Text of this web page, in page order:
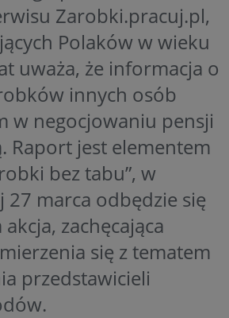
Zarobki.pracuj.pl,
Polaków w wieku
uważa, że informacja o
innych osób
w negocjowaniu pensji
Raport jest elementem
bez tabu”, w
27 marca odbędzie się
zachęcająca
się z tematem
przedstawicieli